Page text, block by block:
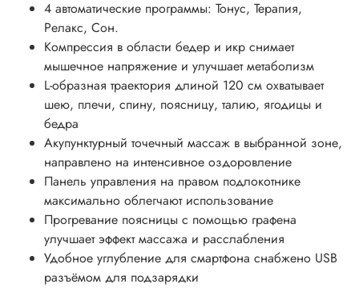
4 автоматические программы: Тонус, Терапия,
Релакс, Сон.
Компрессия в области бедер и икр снимает
мышечное напряжение и улучшает метаболизм
L-образная траектория длиной 120 см охватывает
шею, плечи, спину, поясницу, талию, ягодицы и
бедра
Акупунктурный точечный массаж в выбранной зоне,
направлено на интенсивное оздоровление
Панель управления на правом подлокотнике
максимально облегчают использование
Прогревание поясницы с помощью графена
улучшает эффект массажа и расслабления
Удобное углубление для смартфона снабжено USB
разъёмом для подзарядки